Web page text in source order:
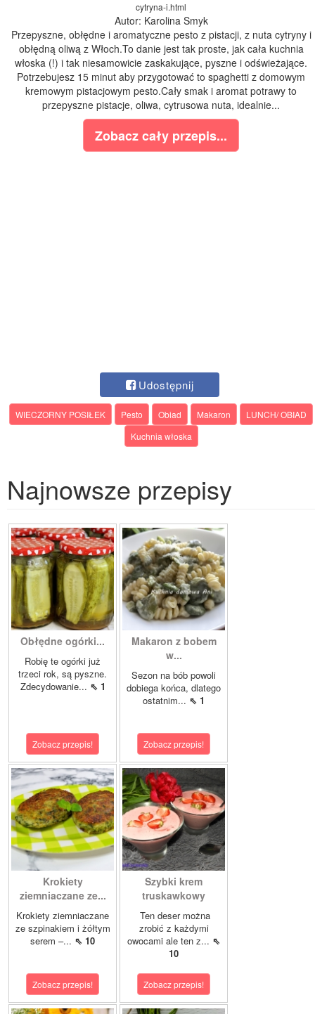
cytryna-i.html
Autor: Karolina Smyk
Przepyszne, obłędne i aromatyczne pesto z pistacji, z nuta cytryny i
obłędną oliwą z Włoch.To danie jest tak proste, jak cała kuchnia
włoska (!) i tak niesamowicie zaskakujące, pyszne i odświeżające.
Potrzebujesz 15 minut aby przygotować to spaghetti z domowym
kremowym pistacjowym pesto.Cały smak i aromat potrawy to
przepyszne pistacje, oliwa, cytrusowa nuta, idealnie...
Zobacz cały przepis...
Udostępnij
WIECZORNY POSIŁEK Pesto Obiad Makaron
LUNCH/ OBIAD
Kuchnia włoska
Najnowsze przepisy
Obłędne ogórki...
Robię te ogórki już
trzeci rok, są pyszne.
Zdecydowanie... ⇖ 1
Zobacz przepis!
Makaron z bobem
w...
Sezon na bób powoli
dobiega końca, dlatego
ostatnim... ⇖ 1
Zobacz przepis!
Krokiety
ziemniaczane ze...
Krokiety ziemniaczane
ze szpinakiem i żółtym
serem –... ⇖ 10
Zobacz przepis!
Szybki krem
truskawkowy
Ten deser można
zrobić z każdymi
owocami ale ten z... ⇖
10
Zobacz przepis!